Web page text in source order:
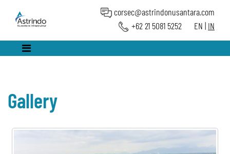
corsec@astrindonusantara.com
+62 21 5081 5252
EN | IN
Gallery